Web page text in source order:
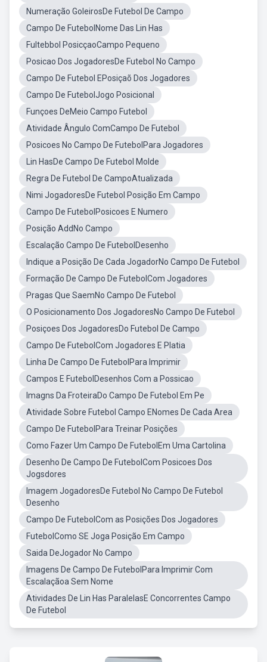
Numeração GoleirosDe Futebol De Campo
Campo De FutebolNome Das Lin Has
Fultebbol PosicçaoCampo Pequeno
Posicao Dos JogadoresDe Futebol No Campo
Campo De Futebol EPosiçaõ Dos Jogadores
Campo De FutebolJogo Posicional
Funçoes DeMeio Campo Futebol
Atividade Ângulo ComCampo De Futebol
Posicoes No Campo De FutebolPara Jogadores
Lin HasDe Campo De Futebol Molde
Regra De Futebol De CampoAtualizada
Nimi JogadoresDe Futebol Posição Em Campo
Campo De FutebolPosicoes E Numero
Posição AddNo Campo
Escalação Campo De FutebolDesenho
Indique a Posição De Cada JogadorNo Campo De Futebol
Formação De Campo De FutebolCom Jogadores
Pragas Que SaemNo Campo De Futebol
O Posicionamento Dos JogadoresNo Campo De Futebol
Posiçoes Dos JogadoresDo Futebol De Campo
Campo De FutebolCom Jogadores E Platia
Linha De Campo De FutebolPara Imprimir
Campos E FutebolDesenhos Com a Possicao
Imagns Da FroteiraDo Campo De Futebol Em Pe
Atividade Sobre Futebol Campo ENomes De Cada Area
Campo De FutebolPara Treinar Posições
Como Fazer Um Campo De FutebolEm Uma Cartolina
Desenho De Campo De FutebolCom Posicoes Dos
Jogsdores
Imagem JogadoresDe Futebol No Campo De Futebol
Desenho
Campo De FutebolCom as Posições Dos Jogadores
FutebolComo SE Joga Posição Em Campo
Saida DeJogador No Campo
Imagens De Campo De FutebolPara Imprimir Com
Escalaçãoa Sem Nome
Atividades De Lin Has ParalelasE Concorrentes Campo
De Futebol